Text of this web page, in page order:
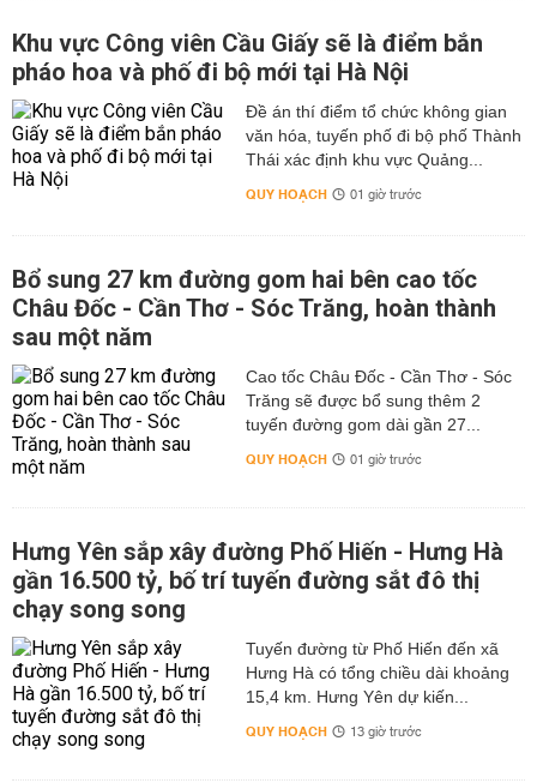
Khu vực Công viên Cầu Giấy sẽ là điểm bắn
pháo hoa và phố đi bộ mới tại Hà Nội
Đề án thí điểm tổ chức không gian
văn hóa, tuyến phố đi bộ phố Thành
Thái xác định khu vực Quảng...
QUY HOẠCH 01 giờ trước
Bổ sung 27 km đường gom hai bên cao tốc
Châu Đốc - Cần Thơ - Sóc Trăng, hoàn thành
sau một năm
Cao tốc Châu Đốc - Cần Thơ - Sóc
Trăng sẽ được bổ sung thêm 2
tuyến đường gom dài gần 27...
QUY HOẠCH 01 giờ trước
Hưng Yên sắp xây đường Phố Hiến - Hưng Hà
gần 16.500 tỷ, bố trí tuyến đường sắt đô thị
chạy song song
Tuyến đường từ Phố Hiến đến xã
Hưng Hà có tổng chiều dài khoảng
15,4 km. Hưng Yên dự kiến...
QUY HOẠCH 13 giờ trước